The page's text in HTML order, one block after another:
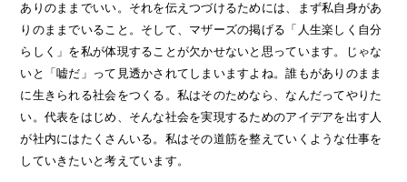
ありのままでいい。それを伝えつづけるためには、まず私自身があ
りのままでいること。そして、マザーズの掲げる「人生楽しく自分
らしく」を私が体現することが欠かせないと思っています。じゃな
いと「嘘だ」って見透かされてしまいますよね。誰もがありのまま
に生きられる社会をつくる。私はそのためなら、なんだってやりた
い。代表をはじめ、そんな社会を実現するためのアイデアを出す人
が社内にはたくさんいる。私はその道筋を整えていくような仕事を
していきたいと考えています。